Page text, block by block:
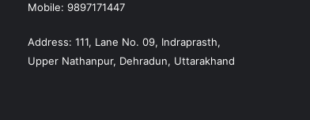
Mobile: 9897171447
Address: 111, Lane No. 09, Indraprasth,
Upper Nathanpur, Dehradun, Uttarakhand